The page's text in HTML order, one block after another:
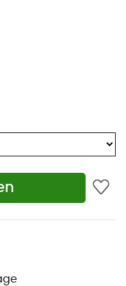
opleve dit eventyr.
IGN-kort (målestok
for at bevæge sig